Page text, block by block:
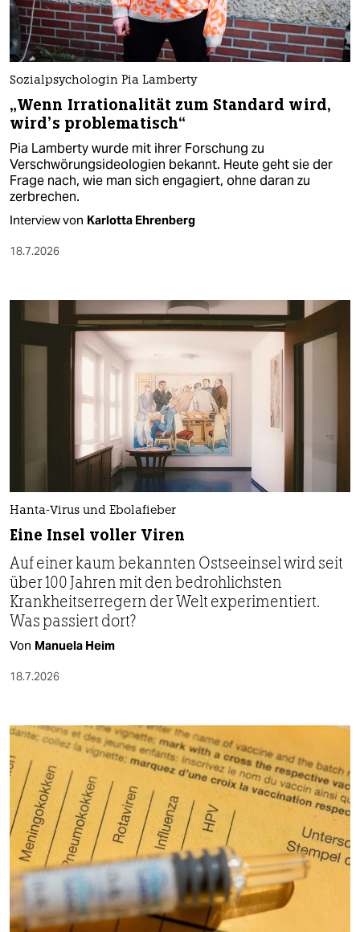
Sozialpsychologin Pia Lamberty
„Wenn Irrationalität zum Standard wird,
wird’s problematisch“
Pia Lamberty wurde mit ihrer Forschung zu
Verschwörungsideologien bekannt. Heute geht sie der
Frage nach, wie man sich engagiert, ohne daran zu
zerbrechen.
Interview von Karlotta Ehrenberg
18.7.2026
Hanta-Virus und Ebolafieber
Eine Insel voller Viren
Auf einer kaum bekannten Ostseeinsel wird seit
über 100 Jahren mit den bedrohlichsten
Krankheitserregern der Welt experimentiert.
Was passiert dort?
Von Manuela Heim
18.7.2026